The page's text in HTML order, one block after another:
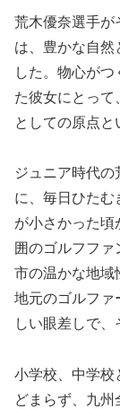
荒木優奈選手が
は、豊かな自然
した。物心が
た彼女にとって
としての原点と
ジュニア時代
に、毎日ひたむ
が小さかった頃
囲のゴルフフ
市の温かな地域
地元のゴルファ
しい眼差しで、
小学校、中学校
どまらず、九州